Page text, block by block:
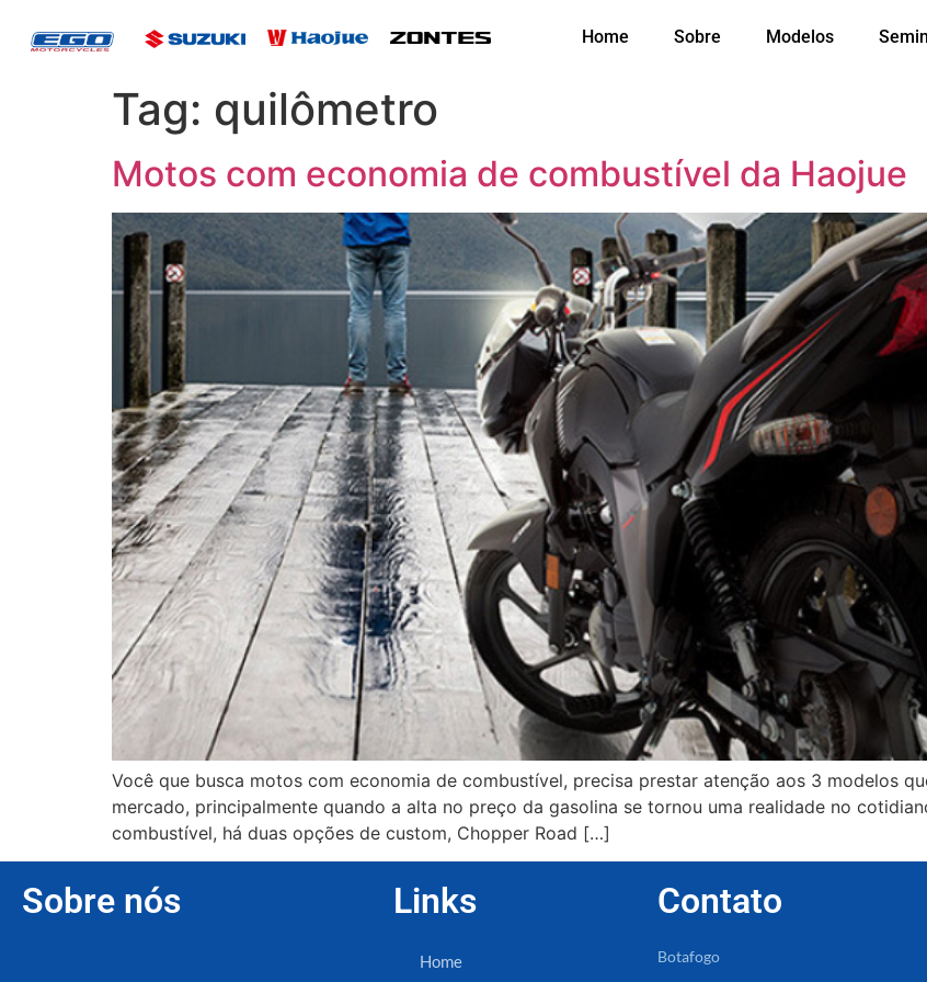
Home Sobre Modelos
Tag: quilômetro
Motos com economia de combustível da Haojue
Você que busca motos com economia de combustível, precisa prestar atenção aos 3 modelos
mercado, principalmente quando a alta no preço da gasolina se tornou uma realidade no
combustível, há duas opções de custom, Chopper Road […]
Sobre nós Links
Home
Contato
Botafogo